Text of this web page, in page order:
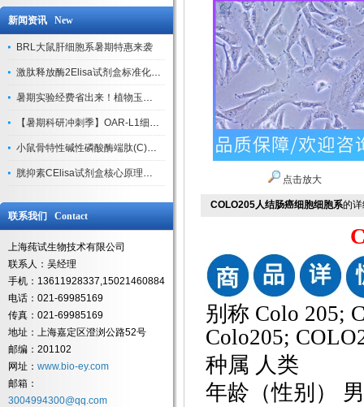
新闻资讯 New
BRL大鼠肝细胞系暑期特惠来袭
激肽释放酶2Elisa试剂盒标准化实验操作与质控体系解析
暑期实验经费省出来！植物玉米索核苷（ZR ）elisa酶联免疫试剂盒
【暑期科研冲刺季】OAR-L1细胞专用培养基特惠，助力实验高效突破
小鼠骨特性碱性磷酸酶端肽(C)elisa试剂盒大促，骨科研人速囤
胱抑素CElisa试剂盒核心原理、产品特性与全流程操作规范详解
联系我们 Contact
上海莼试生物技术有限公司
联系人：吴经理
手机：13611928337,15021460884
电话：021-69985169
传真：021-69985169
地址：上海嘉定区澄浏公路52号
邮编：201102
网址： www.bio-ey.com
邮箱：
3004994300@qq.com
点击放大
COLO205人结肠癌细胞细胞系的
别称 Colo 205;
Colo205;
种属 人类
年龄（性别）